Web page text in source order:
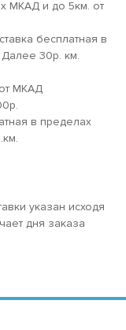
МКАД и до 5км. от
бесплатная в
30р. км.
МКАД
в пределах
указан исходя
дня заказа